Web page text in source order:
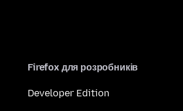
Firefox для розробників
Developer Edition